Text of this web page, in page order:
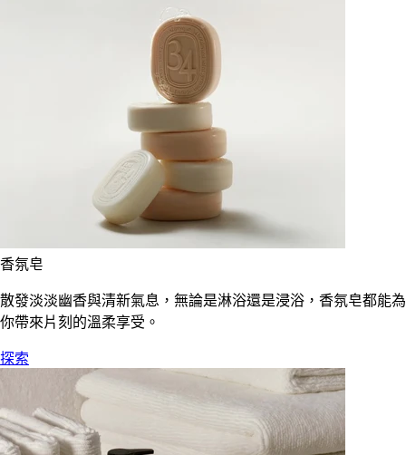
香氛皂
散發淡淡幽香與清新氣息，無論是淋浴還是浸浴，香氛皂都能為
你帶來片刻的溫柔享受。
探索